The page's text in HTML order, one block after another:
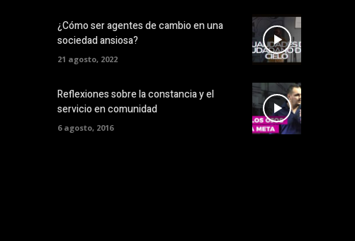
¿Cómo ser agentes de cambio en una
sociedad ansiosa?
21 agosto, 2022
Reflexiones sobre la constancia y el
servicio en comunidad
6 agosto, 2016